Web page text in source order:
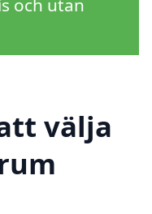
och utan
välja